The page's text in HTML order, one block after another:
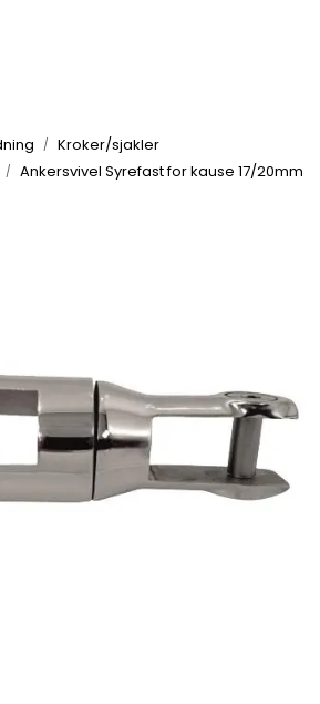
Kroker/sjakler
Ankersvivel Syrefast for kause 17/20mm